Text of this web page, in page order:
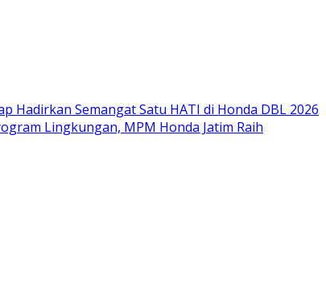
Hadirkan Semangat Satu HATI di Honda DBL 2026
Lingkungan, MPM Honda Jatim Raih